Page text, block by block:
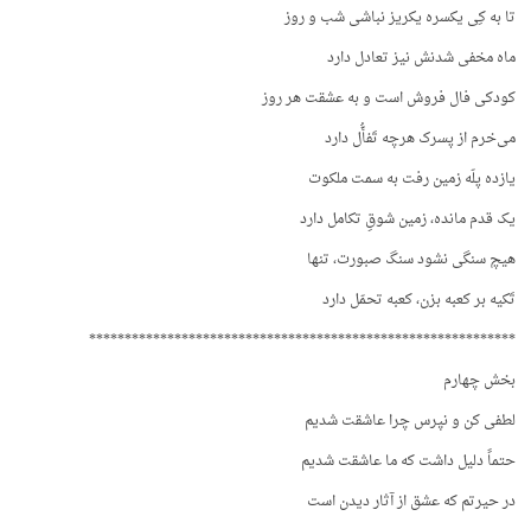
تا به کِی یکسره یکریز نباشی شب و روز
ماه مخفی شدنش نیز تعادل دارد
کودکی فال فروش است و به عشقت هر روز
می‌خرم از پسرک هرچه تَفأُّل دارد
یازده پلّه زمین رفت به سمت ملکوت
یک قدم مانده، زمین شوقِ تکامل دارد
هیچ سنگی نشود سنگ صبورت، تنها
تَکیه بر کعبه بزن، کعبه تحمّل دارد
************************************************************
بخش چهارم
لطفی کن و نپرس چرا عاشقت شدیم
حتماً دلیل داشت که ما عاشقت شدیم
در حیرتم که عشق از آثار دیدن است